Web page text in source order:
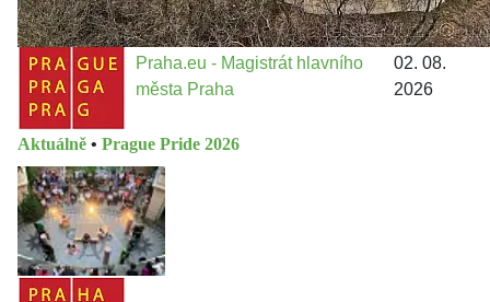
Praha.eu - Magistrát hlavního
města Praha
02. 08.
2026
Aktuálně • Prague Pride 2026